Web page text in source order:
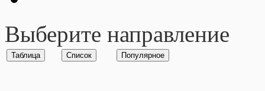
Выберите направление